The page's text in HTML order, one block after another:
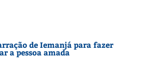
de Iemanjá para fazer
a pessoa amada